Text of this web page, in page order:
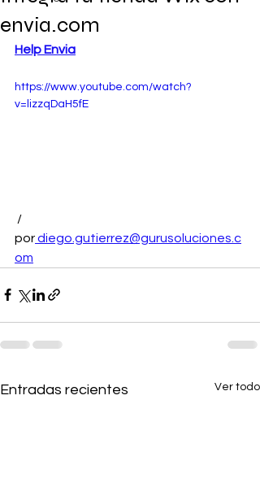
envia.com
Help Envia
https://www.youtube.com/watch?
v=lizzqDaH5fE
/
pordiego.gutierrez@gurusoluciones.c
om
Entradas recientes Ver todo